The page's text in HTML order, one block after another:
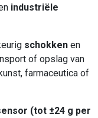
industriële
schokken en
of opslag van
farmaceutica of
(tot ±24 g per